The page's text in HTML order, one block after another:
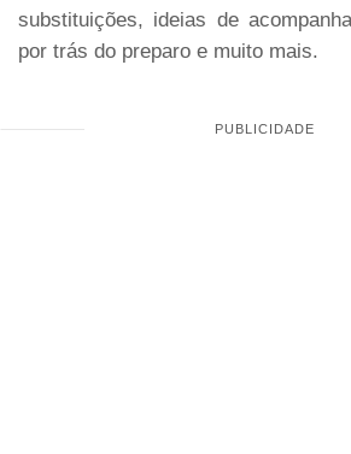
substituições, ideias de
por trás do preparo e muito mais.